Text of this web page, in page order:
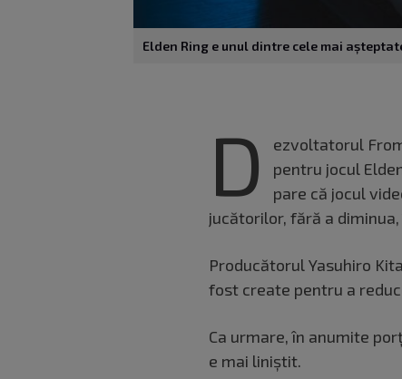
Elden Ring e unul dintre cele mai
D
ezvoltatorul
pentru jocul
pare că jocul
jucătorilor, fără a
Producătorul Yasuhiro
fost create pentru a
Ca urmare, în anumite
e mai liniștit.